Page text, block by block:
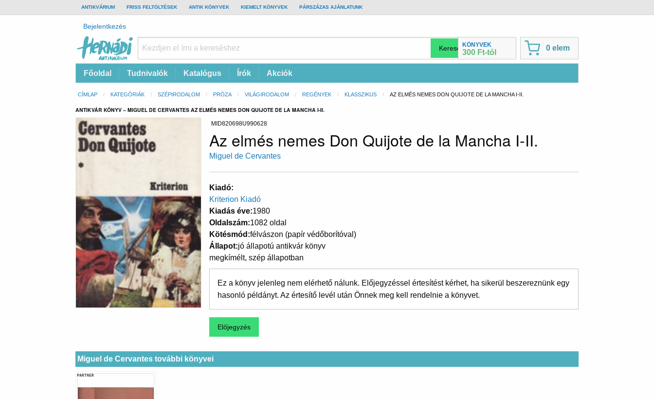
TOP
BAR
ANTIKVÁRIUM FRISS FELTÖLTÉSEK ANTIK KÖNYVEK KIEMELT KÖNYVEK PÁRSZÁZAS AJÁNLATUNK
Felhasználói
fiók
menüje
Bejelentkezés
Antikvárium
Online
KÖNYVEK
300 Ft-tól
0 elem
Fő
navigáció
Főoldal Tudnivalók Katalógus Írók Akciók
Morzsa
CÍMLAP KATEGÓRIÁK SZÉPIRODALOM PRÓZA VILÁGIRODALOM REGÉNYEK KLASSZIKUS CURRENT:
AZ ELMÉS NEMES DON QUIJOTE DE LA MANCHA I-II.
ANTIKVÁR KÖNYV – MIGUEL DE CERVANTES AZ ELMÉS NEMES DON QUIJOTE DE LA MANCHA I-II.
MID820698U990628
Az elmés nemes Don Quijote de la Mancha I-II.
Miguel de Cervantes
Kiadó
Kriterion Kiadó
Kiadás éve 1980
Oldalszám 1082 oldal
Kötésmód félvászon (papír védőborítóval)
Állapot jó állapotú antikvár könyv
megkímélt, szép állapotban
Ez a könyv jelenleg nem elérhető nálunk. Előjegyzéssel értesítést kérhet, ha sikerül beszereznünk egy
hasonló példányt. Az értesítő levél után Önnek meg kell rendelnie a könyvet.
Miguel de Cervantes további könyvei
PARTNER